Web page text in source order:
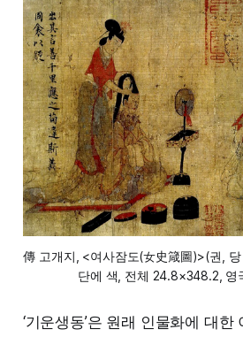
르죠. 오방색에서 파란색은 동궁
징합니다. 그래서 왕은 백자를
궁은 청자를 썼습니다. 이러한 상
마에서 청자를 제작했던 겁니다.
✔️ 고려청자 = 회색 태토(철분
(철분 있음) → 깊고 그윽한 비
푸른 녹색)
✔️ 조선청자 = 백토 + 청자 유
옅고 맑은 청색
마루야마 오쿄(円山応挙), <호랑이가
(虎の子渡し図屛風)>, 1782-
이 전시가 초점을 맞춘 것은 '첫
국으로 건너간 뒤 처음으로 다시
들이 오거든요. 물론 반환은 아니
야마 오쿄(円山応挙)의 <호랑이
傳 고개지, <여사잠도(女史箴圖)>(권,
단에 색, 전체 24.8×348.2, 영
‘기운생동’은 원래 인물화에 대한